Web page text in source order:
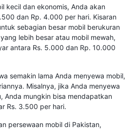
kecil dan ekonomis, Anda akan
dan Rp. 4.000 per hari. Kisaran
sebagian besar mobil berukuran
lebih besar atau mobil mewah,
antara Rs. 5.000 dan Rp. 10.000
semakin lama Anda menyewa mobil,
Misalnya, jika Anda menyewa
Anda mungkin bisa mendapatkan
Rs. 3.500 per hari.
persewaan mobil di Pakistan,